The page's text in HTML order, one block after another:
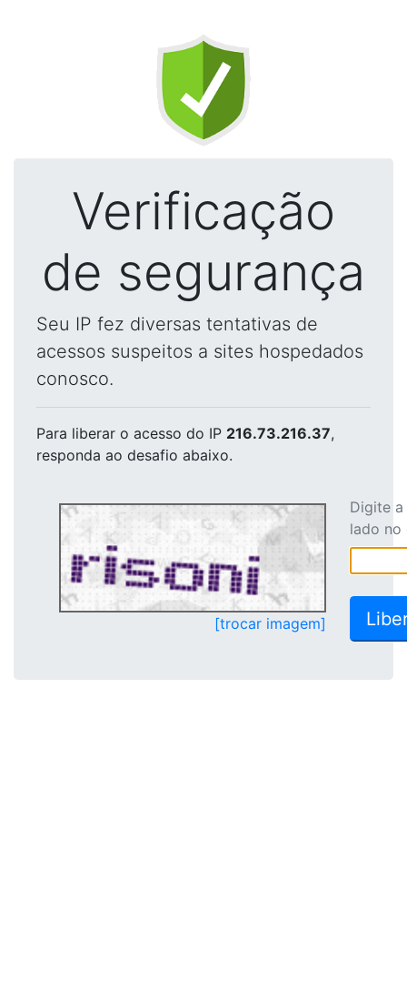
Verificação
de segurança
Seu IP fez diversas tentativas de
acessos suspeitos a sites hospedados
conosco.
Para liberar o acesso do IP 216.73.216.37,
responda ao desafio abaixo.
[trocar imagem]
Digite
lado no